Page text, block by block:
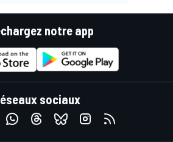
notre app
sociaux